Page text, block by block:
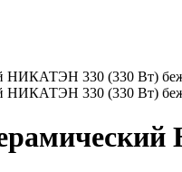
НИКАТЭН 330 (330 Вт)
НИКАТЭН 330 (330 Вт)